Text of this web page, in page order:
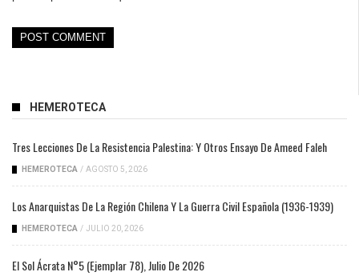
HEMEROTECA
Tres Lecciones De La Resistencia Palestina: Y Otros Ensayo De Ameed Faleh
HEMEROTECA / AGOSTO 5, 2026
Los Anarquistas De La Región Chilena Y La Guerra Civil Española (1936-1939)
HEMEROTECA / JULIO 20, 2026
El Sol Ácrata N°5 (ejemplar 78), Julio De 2026